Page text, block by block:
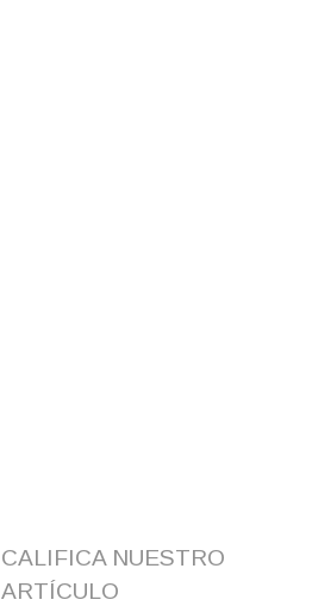
CALIFICA NUESTRO
ARTÍCULO